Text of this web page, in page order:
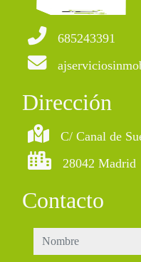
685243391
Dirección
C/ Canal de
28042 Madrid
Contacto
nombre